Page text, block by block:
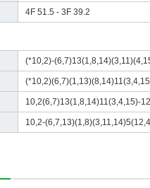
4F 51.5 - 3F 39.2
(*10,2)-
10,2(6,7)13(1,8,14)11(3,4,15)-
10,2-